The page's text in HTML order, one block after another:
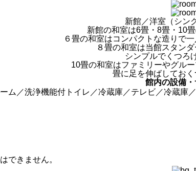
新館／洋室（シン
新館の和室は6畳・8畳・10
６畳の和室はコンパクトな造りで
８畳の和室は当館スタンダ
シンプルでくつろ
10畳の和室はファミリーやグル
畳に足を伸ばしておく
館内の設備
ム／洗浄機能付トイレ／冷蔵庫／テレビ／冷蔵
きません。